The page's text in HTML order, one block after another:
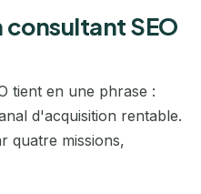
consultant SEO
tient en une phrase :
d'acquisition rentable.
quatre missions,